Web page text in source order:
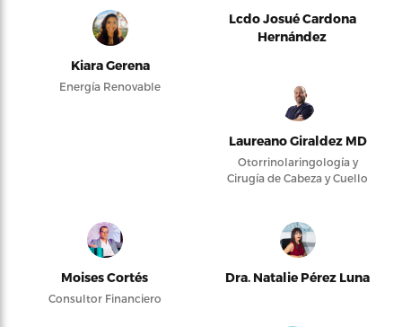
Kiara Gerena
Energía Renovable
Lcdo Josué Cardona
Hernández
Laureano Giraldez MD
Otorrinolaringología y
Cirugía de Cabeza y Cuello
Moises Cortés
Consultor Financiero
Dra. Natalie Pérez Luna